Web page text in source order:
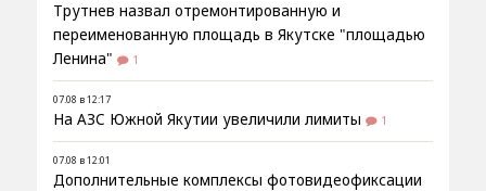
Трутнев назвал отремонтированную и
переименованную площадь в Якутске "площадью
Ленина"
1
07.08 в 12:17
На АЗС Южной Якутии увеличили лимиты 1
07.08 в 12:01
Дополнительные комплексы фотовидеофиксации